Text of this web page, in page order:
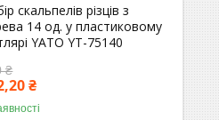
скальпелів різців з
14 од. у пластиковому
YATO YT-75140
₴
₴